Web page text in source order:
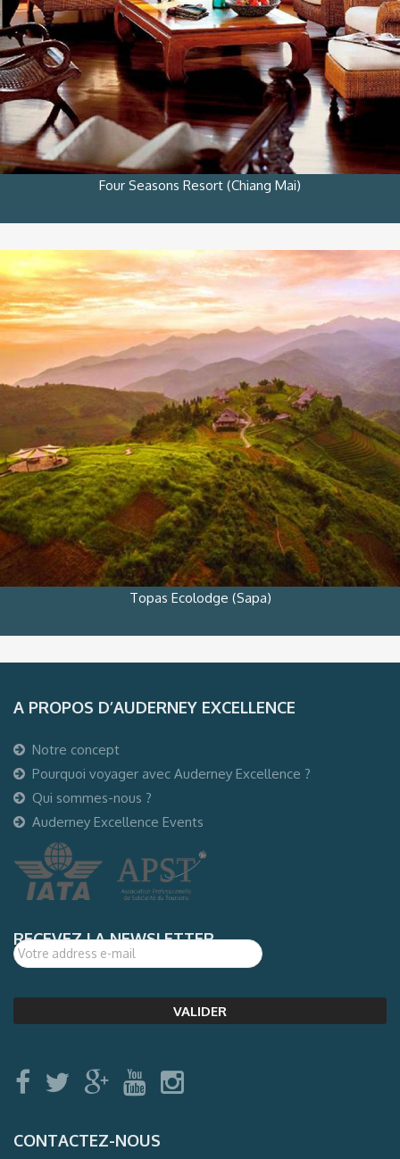
Four Seasons Resort (Chiang Mai)
Topas Ecolodge (Sapa)
A PROPOS D’AUDERNEY EXCELLENCE
Notre concept
Pourquoi voyager avec Auderney Excellence ?
Qui sommes-nous ?
Auderney Excellence Events
RECEVEZ LA NEWSLETTER
CONTACTEZ-NOUS